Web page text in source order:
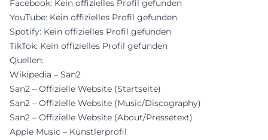
Facebook: Kein offizielles Profil gefunden
YouTube: Kein offizielles Profil gefunden
Spotify: Kein offizielles Profil gefunden
TikTok: Kein offizielles Profil gefunden
Quellen:
Wikipedia – San2
San2 – Offizielle Website (Startseite)
San2 – Offizielle Website (Music/Discography)
San2 – Offizielle Website (About/Pressetext)
Apple Music – Künstlerprofil